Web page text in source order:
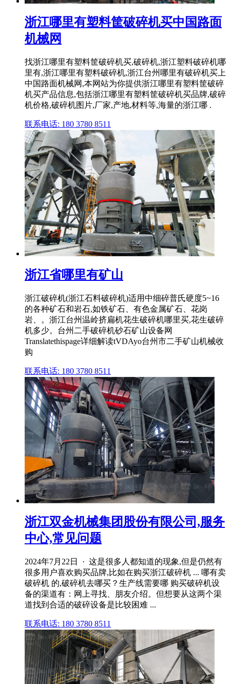
浙江哪里有塑料筐破碎机买中国路面
机械网
找浙江哪里有塑料筐破碎机买,破碎机,浙江塑料破碎机哪
里有,浙江哪里有塑料破碎机,浙江台州哪里有破碎机买上
中国路面机械网,本网站为你提供浙江哪里有塑料筐破碎
机买产品信息,包括浙江哪里有塑料筐破碎机买品牌,破碎
机价格,破碎机图片,厂家,产地,材料等,海量的浙江哪 .
联系电话: 180 3780 8511
浙江省哪里有矿山
浙江破碎机(浙江石料破碎机)适用中细碎普氏硬度5~16
的各种矿石和岩石,如铁矿石、有色金属矿石、花岗
岩、。浙江台州温岭挤扁机花生破碎机哪里买,花生破碎
机多少。台州二手破碎机砂石矿山设备网
Translatethispage详细解读tVDAyo台州市二手矿山机械收
购
联系电话: 180 3780 8511
浙江双金机械集团股份有限公司,服务
中心,常见问题
2024年7月22日 · 这是很多人都知道的现象,但是仍然有
很多用户喜欢购买品牌,比如在购买浙江破碎机 ... 哪有卖
破碎机 的,破碎机去哪买？生产线需要哪 购买破碎机设
备的渠道有：网上寻找、朋友介绍。但想要从这两个渠
道找到合适的破碎设备是比较困难 ...
联系电话: 180 3780 8511